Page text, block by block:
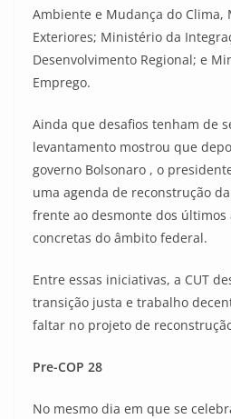
Ambiente e Mudança do Clima,
Exteriores; Ministério da
Desenvolvimento Regional; e
Emprego.
Ainda que desafios tenham de
levantamento mostrou que
governo Bolsonaro , o
uma agenda de reconstrução
frente ao desmonte dos últimos
concretas do âmbito federal.
Entre essas iniciativas, a CUT
transição justa e trabalho
faltar no projeto de
Pre-COP 28
No mesmo dia em que se